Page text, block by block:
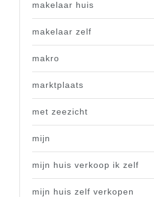
makelaar huis
makelaar zelf
makro
marktplaats
met zeezicht
mijn
mijn huis verkoop ik zelf
mijn huis zelf verkopen